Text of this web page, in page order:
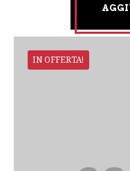
IN OFFERTA!